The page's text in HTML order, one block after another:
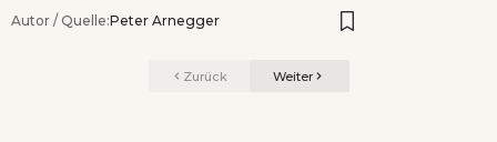
Autor / Quelle:Peter Arnegger
Zurück Weiter